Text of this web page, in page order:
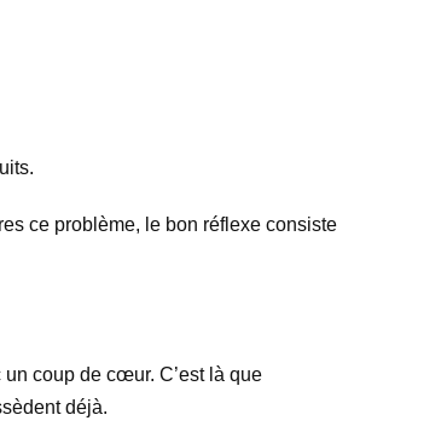
ce problème, le bon réflexe consiste
coup de cœur. C’est là que
déjà.